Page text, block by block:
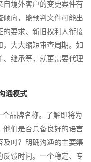
自境外客户的变更案件有
倾向，能预判文件可能出
的要求、新旧权利人衔接
大大缩短审查周期。如
、继承等，就更需要代理
通模式
品牌名称。了解即将为
他们是否具备良好的语言
及时？明确沟通的主要渠
反馈时间。一个稳定、专